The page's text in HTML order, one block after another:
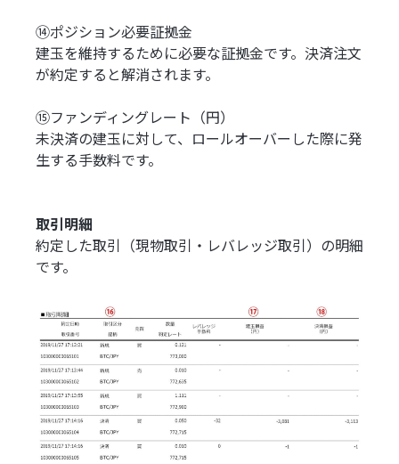
⑭ポジション必要証拠金
建玉を維持するために必要な証拠金です。決済注文
が約定すると解消されます。
⑮ファンディングレート（円）
未決済の建玉に対して、ロールオーバーした際に発
生する手数料です。
取引明細
約定した取引（現物取引・レバレッジ取引）の明細
です。